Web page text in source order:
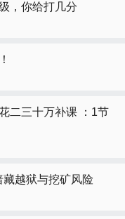
，你给打几分
二三十万补课 ：1节
越狱与挖矿风险